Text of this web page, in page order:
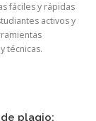
fáciles y rápidas
activos y
técnicas.
plagio: